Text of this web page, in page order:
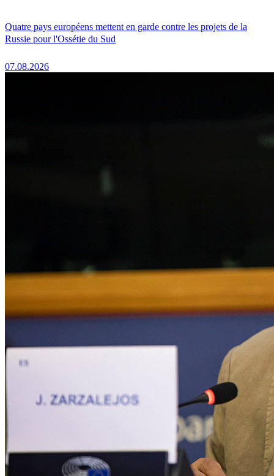
Quatre pays européens mettent en garde contre les projets de la
Russie pour l'Ossétie du Sud
07.08.2026